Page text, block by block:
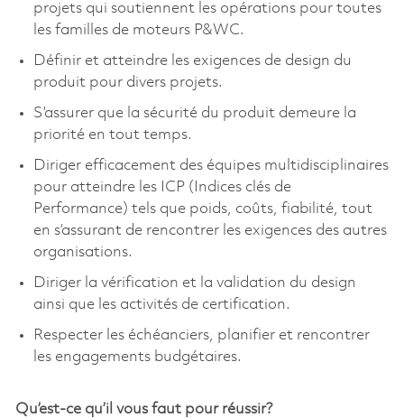
projets qui soutiennent les opérations pour toutes
les familles de moteurs P&WC.
Définir et atteindre les exigences de design du
produit pour divers projets.
S’assurer que la sécurité du produit demeure la
priorité en tout temps.
Diriger efficacement des équipes multidisciplinaires
pour atteindre les ICP (Indices clés de
Performance) tels que poids, coûts, fiabilité, tout
en s’assurant de rencontrer les exigences des autres
organisations.
Diriger la vérification et la validation du design
ainsi que les activités de certification.
Respecter les échéanciers, planifier et rencontrer
les engagements budgétaires.
Qu’est-ce qu’il vous faut pour réussir?